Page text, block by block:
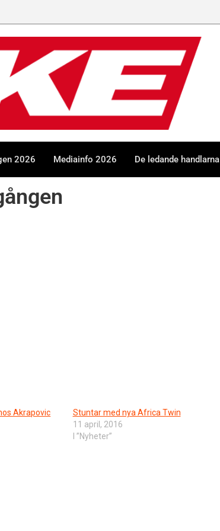
2026 Mediainfo 2026 De ledande handlarna
Akrapovic
Stuntar med nya Africa Twin
11 april, 2016
I ”Nyheter”